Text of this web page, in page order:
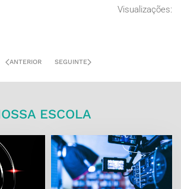
Visualizações:
ANTERIOR SEGUINTE
ESCOLA